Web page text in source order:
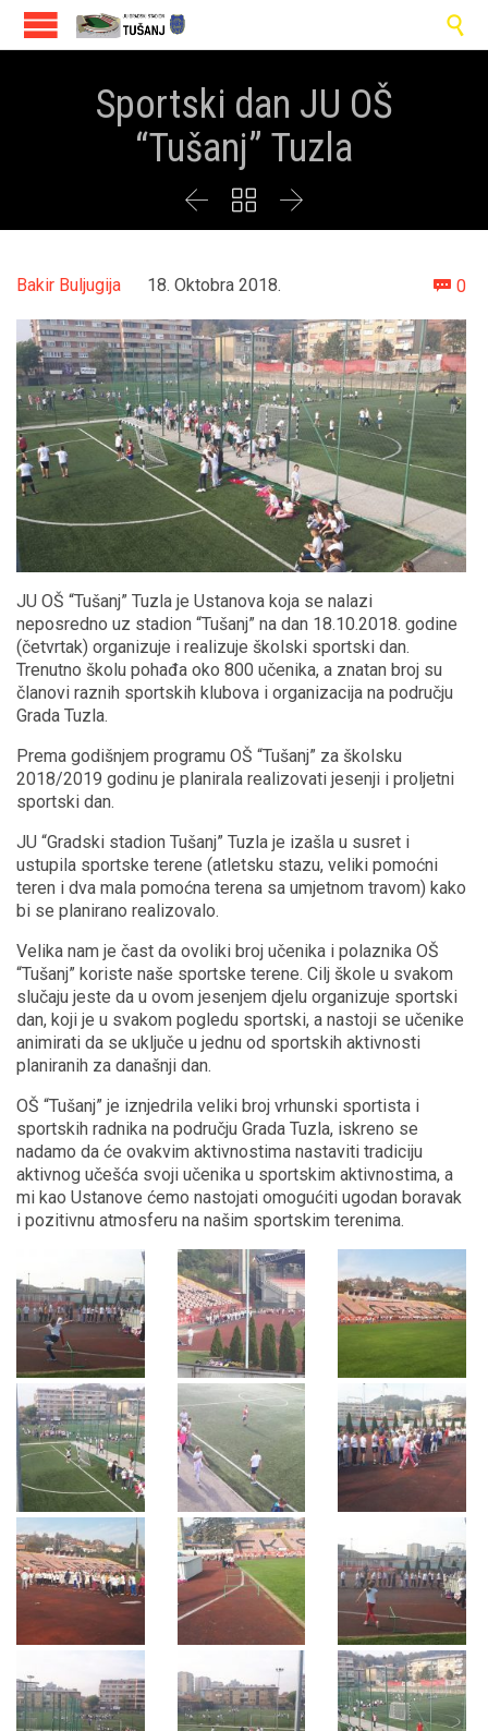

Sportski dan JU OŠ
“Tušanj” Tuzla
  
Bakir Buljugija 18. Oktobra 2018.  0
JU OŠ “Tušanj” Tuzla je Ustanova koja se nalazi
neposredno uz stadion “Tušanj” na dan 18.10.2018. godine
(četvrtak) organizuje i realizuje školski sportski dan.
Trenutno školu pohađa oko 800 učenika, a znatan broj su
članovi raznih sportskih klubova i organizacija na području
Grada Tuzla.
Prema godišnjem programu OŠ “Tušanj” za školsku
2018/2019 godinu je planirala realizovati jesenji i proljetni
sportski dan.
JU “Gradski stadion Tušanj” Tuzla je izašla u susret i
ustupila sportske terene (atletsku stazu, veliki pomoćni
teren i dva mala pomoćna terena sa umjetnom travom) kako
bi se planirano realizovalo.
Velika nam je čast da ovoliki broj učenika i polaznika OŠ
“Tušanj” koriste naše sportske terene. Cilj škole u svakom
slučaju jeste da u ovom jesenjem djelu organizuje sportski
dan, koji je u svakom pogledu sportski, a nastoji se učenike
animirati da se uključe u jednu od sportskih aktivnosti
planiranih za današnji dan.
OŠ “Tušanj” je iznjedrila veliki broj vrhunski sportista i
sportskih radnika na području Grada Tuzla, iskreno se
nadamo da će ovakvim aktivnostima nastaviti tradiciju
aktivnog učešća svoji učenika u sportskim aktivnostima, a
mi kao Ustanove ćemo nastojati omogućiti ugodan boravak
i pozitivnu atmosferu na našim sportskim terenima.